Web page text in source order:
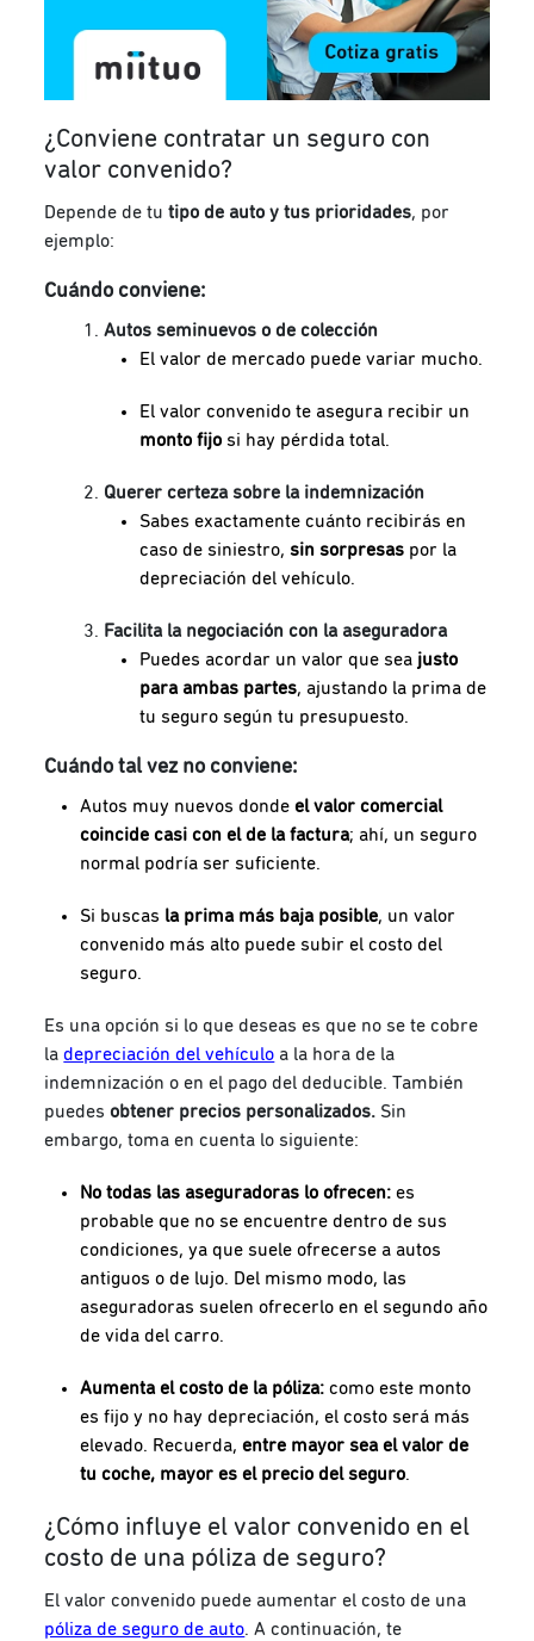
¿Conviene contratar un seguro con
valor convenido?
Depende de tutipo de auto y tus prioridades, por
ejemplo:
Cuándo conviene:
Autos seminuevos o de colección
El valor de mercado puede variar mucho.
El valor convenido te asegura recibir un
monto fijo si hay pérdida total.
Querer certeza sobre la indemnización
Sabes exactamente cuánto recibirás en
caso de siniestro,sin sorpresas por la
depreciación del vehículo.
Facilita la negociación con la aseguradora
Puedes acordar un valor que sea justo
para ambas partes, ajustando la prima de
tu seguro según tu presupuesto.
Cuándo tal vez no conviene:
Autos muy nuevos dondeel valor comercial
coincide casi con el de la factura; ahí, un seguro
normal podría ser suficiente.
Si buscas la prima más baja posible, un valor
convenido más alto puede subir el costo del
seguro.
Es una opción si lo que deseas es que no se te cobre
la depreciación del vehículo a la hora de la
indemnización o en el pago del deducible. También
puedes obtener precios personalizados. Sin
embargo, toma en cuenta lo siguiente:
No todas las aseguradoras lo ofrecen:es
probable que no se encuentre dentro de sus
condiciones, ya que suele ofrecerse a autos
antiguos o de lujo. Del mismo modo, las
aseguradoras suelen ofrecerlo en el segundo año
de vida del carro.
Aumenta el costo de la póliza:como este monto
es fijo y no hay depreciación, el costo será más
elevado. Recuerda,entre mayor sea el valor de
tu coche, mayor es el precio del seguro.
¿Cómo influye el valor convenido en el
costo de una póliza de seguro?
El valor convenido puede aumentar el costo de una
póliza de seguro de auto. A continuación, te